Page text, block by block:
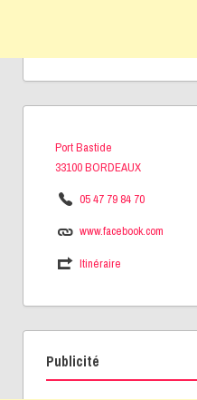
Port Bastide
33100 BORDEAUX
05 47 79 84 70
www.facebook.com
Itinéraire
Publicité